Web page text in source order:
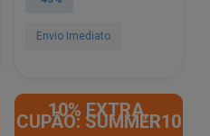
€18.28.
€9.97.
Envio Imediato
10% EXTRA,
CUPÃO: SUMMER10